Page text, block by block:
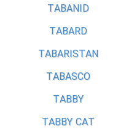
TABANID
TABARD
TABARISTAN
TABASCO
TABBY
TABBY CAT